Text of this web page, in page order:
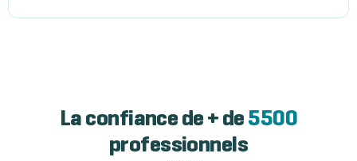
La confiance de + de 5500
professionnels